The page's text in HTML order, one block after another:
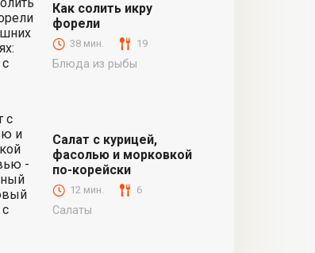
Как солить икру
форели
38 мин. 19
Блюда из рыбы
Салат с курицей,
фасолью и морковкой
по-корейски
12 мин. 6
Салаты